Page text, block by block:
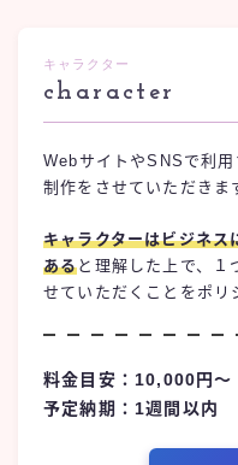
キャラクター
character
WebサイトやSNSで利
制作をさせていただきま
キャラクターはビジネス
あると理解した上で、１
せていただくことをポリ
料金目安：10,000円〜
予定納期：1週間以内